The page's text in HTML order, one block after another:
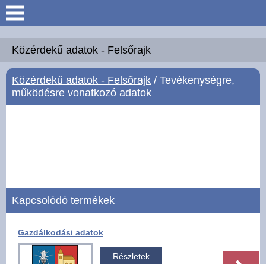
Keresés
Köszöntő
Hírek
Közérdekű adatok -
Galéria
Közérdekű adatok - Felsőrajk
Közérdekű adatok - Felsőrajk / Tevékenységre,
működésre vonatkozó adatok
Kapcsolódó termékek
Gazdálkodási adatok
Részletek